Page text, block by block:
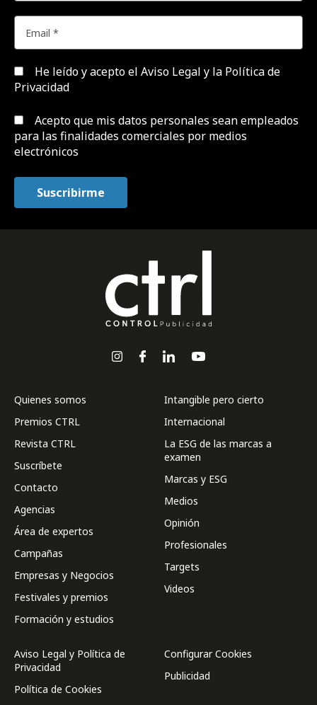
He leído y acepto el Aviso Legal y la Política de
Privacidad
Acepto que mis datos personales sean empleados
para las finalidades comerciales por medios
electrónicos
Quienes somos
Premios CTRL
Revista CTRL
Suscríbete
Contacto
Agencias
Área de expertos
Campañas
Empresas y Negocios
Festivales y premios
Formación y estudios
Intangible pero cierto
Internacional
La ESG de las marcas a
examen
Marcas y ESG
Medios
Opinión
Profesionales
Targets
Videos
Aviso Legal y Política de
Privacidad
Política de Cookies
Configurar Cookies
Publicidad